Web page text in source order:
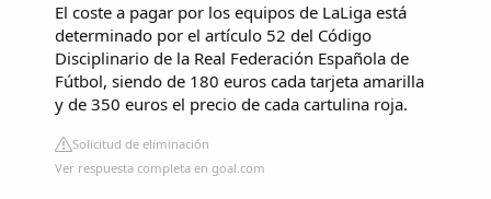
El coste a pagar por los equipos de LaLiga está
determinado por el artículo 52 del Código
Disciplinario de la Real Federación Española de
Fútbol, siendo de 180 euros cada tarjeta amarilla
y de 350 euros el precio de cada cartulina roja.
Solicitud de eliminación
Ver respuesta completa en goal.com